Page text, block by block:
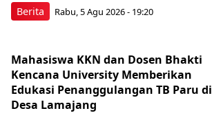
Berita Rabu, 5 Agu 2026 - 19:20
Mahasiswa KKN dan Dosen Bhakti
Kencana University Memberikan
Edukasi Penanggulangan TB Paru di
Desa Lamajang